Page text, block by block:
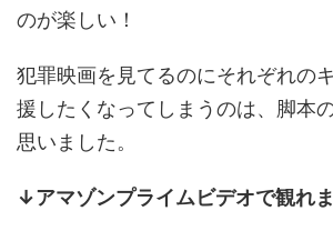
のが楽しい！
犯罪映画を見てるのにそれぞれの
援したくなってしまうのは、脚本
思いました。
↓アマゾンプライムビデオで観れま